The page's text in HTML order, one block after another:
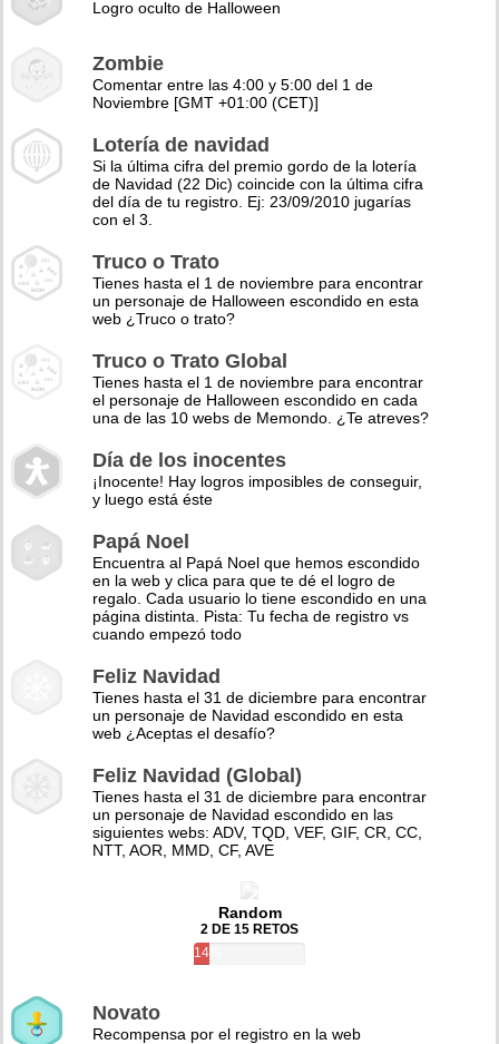
Logro oculto de Halloween
Zombie
Comentar entre las 4:00 y 5:00 del 1 de
Noviembre [GMT +01:00 (CET)]
Lotería de navidad
Si la última cifra del premio gordo de la lotería
de Navidad (22 Dic) coincide con la última cifra
del día de tu registro. Ej: 23/09/2010 jugarías
con el 3.
Truco o Trato
Tienes hasta el 1 de noviembre para encontrar
un personaje de Halloween escondido en esta
web ¿Truco o trato?
Truco o Trato Global
Tienes hasta el 1 de noviembre para encontrar
el personaje de Halloween escondido en cada
una de las 10 webs de Memondo. ¿Te atreves?
Día de los inocentes
¡Inocente! Hay logros imposibles de conseguir,
y luego está éste
Papá Noel
Encuentra al Papá Noel que hemos escondido
en la web y clica para que te dé el logro de
regalo. Cada usuario lo tiene escondido en una
página distinta. Pista: Tu fecha de registro vs
cuando empezó todo
Feliz Navidad
Tienes hasta el 31 de diciembre para encontrar
un personaje de Navidad escondido en esta
web ¿Aceptas el desafío?
Feliz Navidad (Global)
Tienes hasta el 31 de diciembre para encontrar
un personaje de Navidad escondido en las
siguientes webs: ADV, TQD, VEF, GIF, CR, CC,
NTT, AOR, MMD, CF, AVE
Random
2 DE 15 RETOS
14%
Novato
Recompensa por el registro en la web